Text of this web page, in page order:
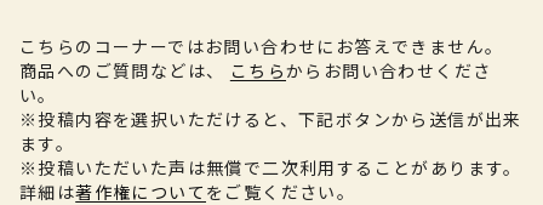
こちらのコーナーではお問い合わせにお答えできません。
商品へのご質問などは、
こちらからお問い合わせくださ
い。
※投稿内容を選択いただけると、下記ボタンから送信が出来
ます。
※投稿いただいた声は無償で二次利用することがあります。
詳細は著作権について をご覧ください。